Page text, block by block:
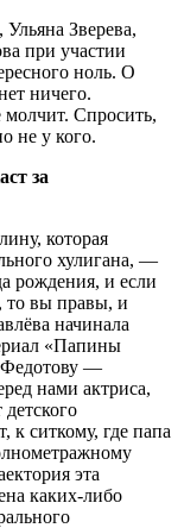
Зверева,
при участии
ноль. О
ничего.
Спросить,
не у кого.
за
которая
хулигана, —
рождения, и если
то вы правы, и
начинала
«Папины
—
нами актриса,
к ситкому, где папа
эта
каких-либо